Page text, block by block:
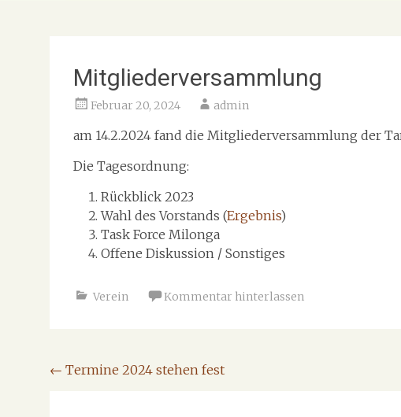
Mitgliederversammlung
Februar 20, 2024 admin
am 14.2.2024 fand die Mitgliederversammlung der
Die Tagesordnung:
Rückblick 2023
Wahl des Vorstands (Ergebnis)
Task Force Milonga
Offene Diskussion / Sonstiges
Verein Kommentar hinterlassen
Beitragsnavigation
← Termine 2024 stehen fest